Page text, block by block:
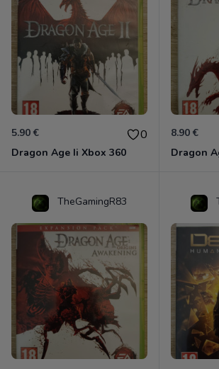
5.90 € 0
Dragon Age Ii Xbox 360
8.90 €
TheGamingR83